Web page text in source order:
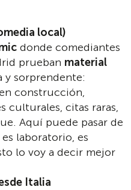
local)
donde comediantes
prueban material
y sorprendente:
construcción,
culturales, citas raras,
Aquí puede pasar de
laboratorio, es
lo voy a decir mejor
Italia